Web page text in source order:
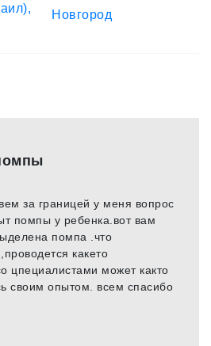
за границей у меня вопрос
помпы у ребенка.вот вам
помпа .что
какето
цпециалистами может както
своим опытом. всем спасибо